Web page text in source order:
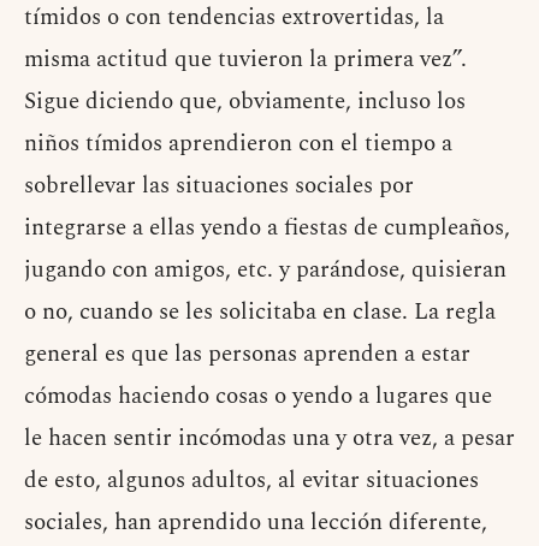
tímidos o con tendencias extrovertidas, la
misma actitud que tuvieron la primera vez”.
Sigue diciendo que, obviamente, incluso los
niños tímidos aprendieron con el tiempo a
sobrellevar las situaciones sociales por
integrarse a ellas yendo a fiestas de cumpleaños,
jugando con amigos, etc. y parándose, quisieran
o no, cuando se les solicitaba en clase. La regla
general es que las personas aprenden a estar
cómodas haciendo cosas o yendo a lugares que
le hacen sentir incómodas una y otra vez, a pesar
de esto, algunos adultos, al evitar situaciones
sociales, han aprendido una lección diferente,